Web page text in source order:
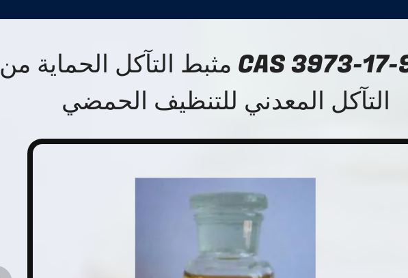
CAS 3973-17-9 PP مثبط التآكل الحماية من
التآكل المعدني للتنظيف الحمضي